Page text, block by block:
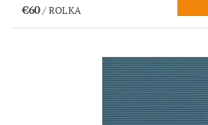
€60/ ROLKA